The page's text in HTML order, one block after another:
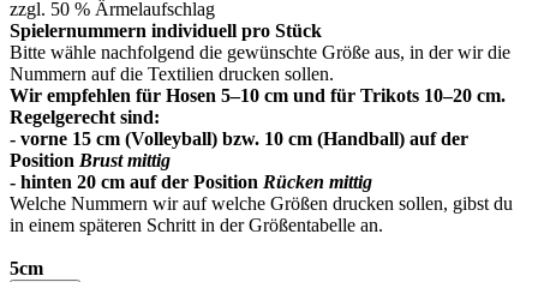
zzgl. 50 % Ärmelaufschlag
Spielernummern individuell pro Stück
Bitte wähle nachfolgend die gewünschte Größe aus, in der wir die
Nummern auf die Textilien drucken sollen.
Wir empfehlen für Hosen 5–10 cm und für Trikots 10–20 cm.
Regelgerecht sind:
- vorne 15 cm (Volleyball) bzw. 10 cm (Handball) auf der
Position Brust mittig
- hinten 20 cm auf der Position Rücken mittig
Welche Nummern wir auf welche Größen drucken sollen, gibst du
in einem späteren Schritt in der Größentabelle an.
5cm